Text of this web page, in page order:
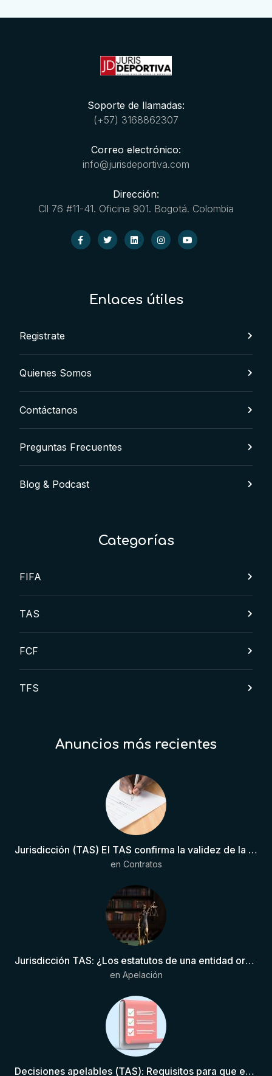
Soporte de llamadas:
(+57) 3168862307
Correo electrónico:
info@jurisdeportiva.com
Dirección:
Cll 76 #11-41. Oficina 901. Bogotá. Colombia
Enlaces útiles
Registrate
Quienes Somos
Contáctanos
Preguntas Frecuentes
Blog & Podcast
Categorías
FIFA
TAS
FCF
TFS
Anuncios más recientes
Jurisdicción (TAS) El TAS confirma la validez de la cláusula de sumisión jurisdiccional en el contrato del futbolista.
en Contratos
Jurisdicción TAS: ¿Los estatutos de una entidad organizadora de una liga de fútbol pueden otorgar competencia de forma directa al TAS?
en Apelación
Decisiones apelables (TAS): Requisitos para que exista una decisión